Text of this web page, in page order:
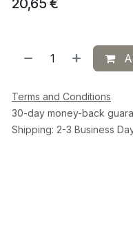
20,65 €
Terms and Conditions
30-day money-back
Shipping: 2-3 Business